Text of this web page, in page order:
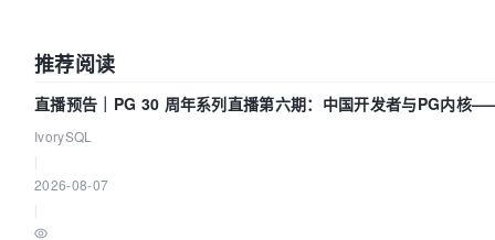
推荐阅读
直播预告｜PG 30 周年系列直播第六期：中国开发者与PG内核
得动吗？我们贡献了什么？
IvorySQL
2026-08-07